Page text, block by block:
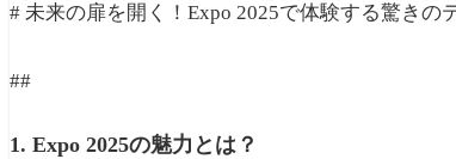
# 未来の扉を開く！Expo 2025で体験する驚きの
##
1. Expo 2025の魅力とは？